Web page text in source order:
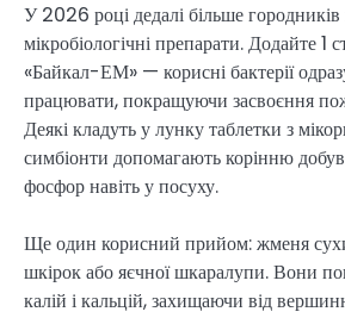
У 2026 році дедалі більше
мікробіологічні препарати. Додайте 1
«Байкал-ЕМ» — корисні бактерії
працювати, покращуючи засвоєння
Деякі кладуть у лунку таблетки з
симбіонти допомагають корінню
фосфор навіть у посуху.
Ще один корисний прийом: жменя
шкірок або яєчної шкаралупи. Вони
калій і кальцій, захищаючи від